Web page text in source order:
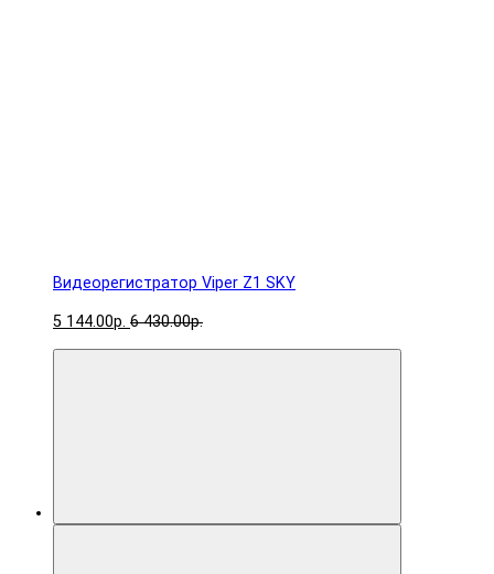
Видеорегистратор Viper Z1 SKY
5 144.00р. 6 430.00р.